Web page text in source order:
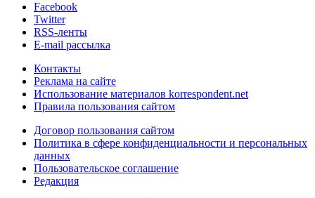
Facebook
Twitter
RSS-ленты
E-mail рассылка
Контакты
Реклама на сайте
Использование материалов korrespondent.net
Правила пользования сайтом
Договор пользования сайтом
Политика в сфере конфиденциальности и персональных
данных
Пользовательское соглашение
Редакция